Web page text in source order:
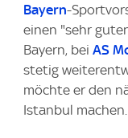
Bayern-
einen "sehr
Bayern, bei AS
stetig
möchte er den
Istanbul